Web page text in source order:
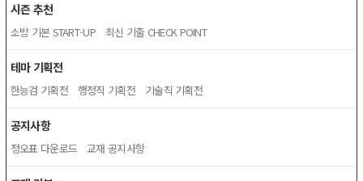
시즌 추천
소방 기본 START-UP 최신 기출 CHECK POINT
테마 기획전
한능검 기획전 행정직 기획전 기술직 기획전
공지사항
정오표 다운로드 교재 공지사항